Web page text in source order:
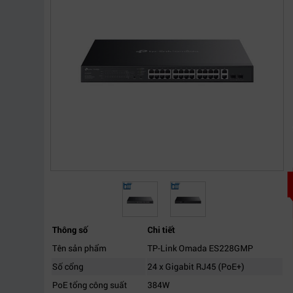
Thông số
Chi tiết
Tên sản phẩm
TP-Link Omada ES228GMP
Số cổng
24 x Gigabit RJ45 (PoE+)
PoE tổng công suất
384W